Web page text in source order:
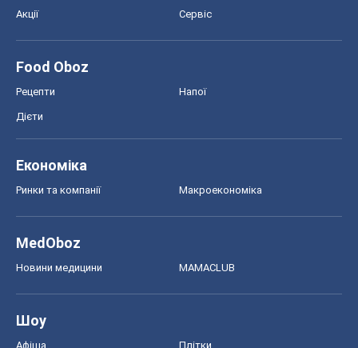
Акції Сервіс
Food Oboz
Рецепти Напої
Дієти
Економіка
Ринки та компанії Макроекономіка
MedOboz
Новини медицини MAMACLUB
Шоу
Афіша Плітки